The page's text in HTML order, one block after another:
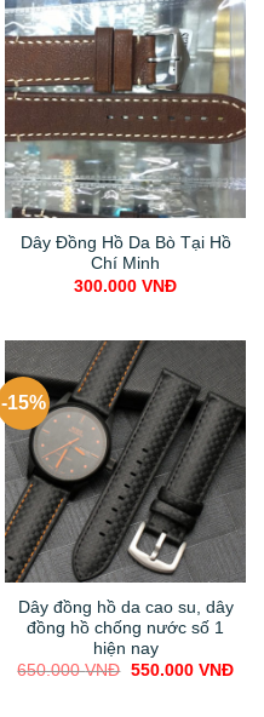
Dây Đồng Hồ Da Bò Tại Hồ
Chí Minh
300.000 VNĐ
-15%
Dây đồng hồ da cao su, dây
đồng hồ chống nước số 1
hiện nay
650.000VNĐ Original
550.000 VNĐ